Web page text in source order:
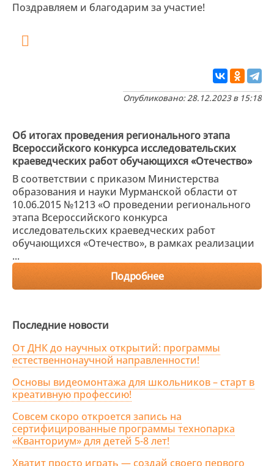
Поздравляем и благодарим за участие!
Опубликовано: 28.12.2023 в 15:18
Об итогах проведения регионального этапа
Всероссийского конкурса исследовательских
краеведческих работ обучающихся «Отечество»
В соответствии с приказом Министерства
образования и науки Мурманской области от
10.06.2015 №1213 «О проведении регионального
этапа Всероссийского конкурса
исследовательских краеведческих работ
обучающихся «Отечество», в рамках реализации
...
Подробнее
Последние новости
От ДНК до научных открытий: программы
естественнонаучной направленности!
Основы видеомонтажа для школьников – старт в
креативную профессию!
Совсем скоро откроется запись на
сертифицированные программы технопарка
«Кванториум» для детей 5-8 лет!
Хватит просто играть — создай своего первого